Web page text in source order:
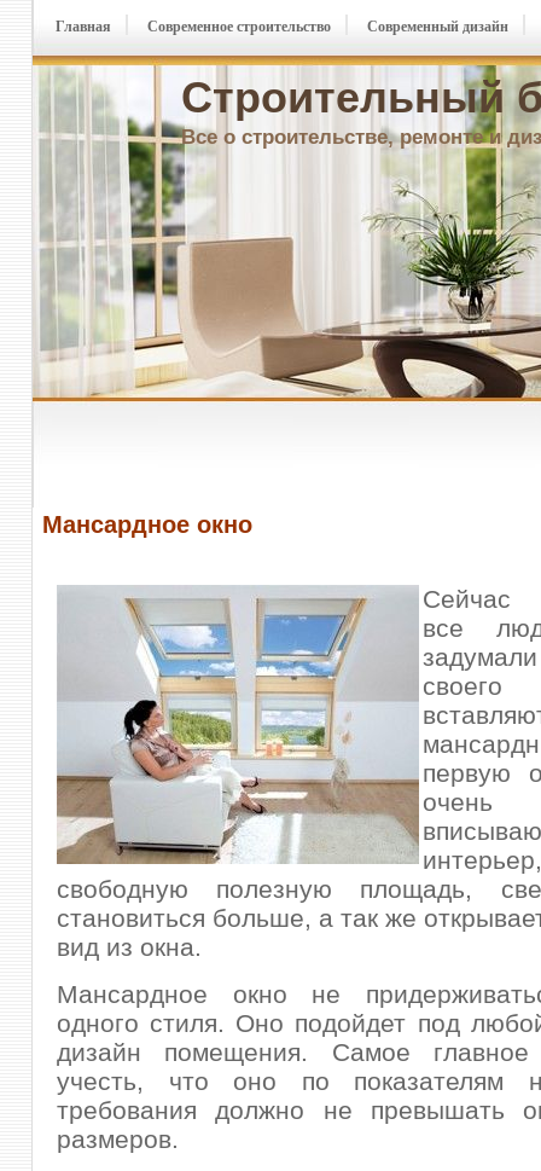
Строительный
Все о строительстве, ремонте и
Главная Современное строительство Современный дизайн
Мансардное окно
Сейчас
все
первую
свободную полезную площадь,
становиться больше, а так же
вид из окна.
Мансардное окно не
одного стиля. Оно подойдет под
дизайн помещения. Самое главное
учесть, что оно по показателям
требования должно не превышать
размеров.